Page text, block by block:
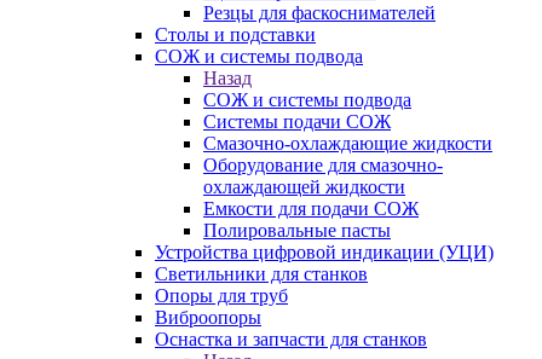
Резцы для фаскоснимателей
Столы и подставки
СОЖ и системы подвода
Назад
СОЖ и системы подвода
Системы подачи СОЖ
Смазочно-охлаждающие жидкости
Оборудование для смазочно-
охлаждающей жидкости
Емкости для подачи СОЖ
Полировальные пасты
Устройства цифровой индикации (УЦИ)
Светильники для станков
Опоры для труб
Виброопоры
Оснастка и запчасти для станков